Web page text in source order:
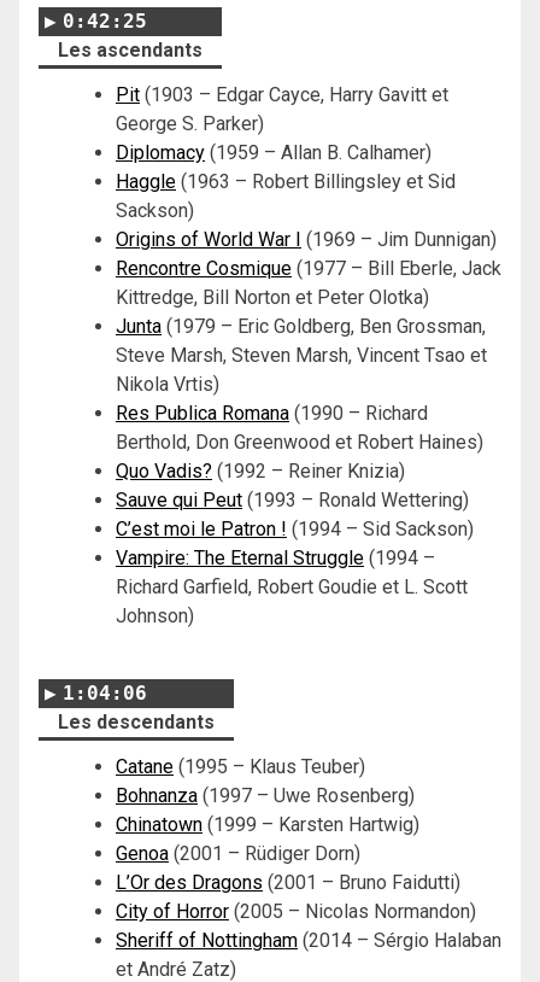
0:42:25
Les ascendants
Pit (1903 – Edgar Cayce, Harry Gavitt et
George S. Parker)
Diplomacy (1959 – Allan B. Calhamer)
Haggle (1963 – Robert Billingsley et Sid
Sackson)
Origins of World War I (1969 – Jim Dunnigan)
Rencontre Cosmique (1977 – Bill Eberle, Jack
Kittredge, Bill Norton et Peter Olotka)
Junta (1979 – Eric Goldberg, Ben Grossman,
Steve Marsh, Steven Marsh, Vincent Tsao et
Nikola Vrtis)
Res Publica Romana (1990 – Richard
Berthold, Don Greenwood et Robert Haines)
Quo Vadis? (1992 – Reiner Knizia)
Sauve qui Peut (1993 – Ronald Wettering)
C’est moi le Patron ! (1994 – Sid Sackson)
Vampire: The Eternal Struggle (1994 –
Richard Garfield, Robert Goudie et L. Scott
Johnson)
1:04:06
Les descendants
Catane (1995 – Klaus Teuber)
Bohnanza (1997 – Uwe Rosenberg)
Chinatown (1999 – Karsten Hartwig)
Genoa (2001 – Rüdiger Dorn)
L’Or des Dragons (2001 – Bruno Faidutti)
City of Horror (2005 – Nicolas Normandon)
Sheriff of Nottingham (2014 – Sérgio Halaban
et André Zatz)